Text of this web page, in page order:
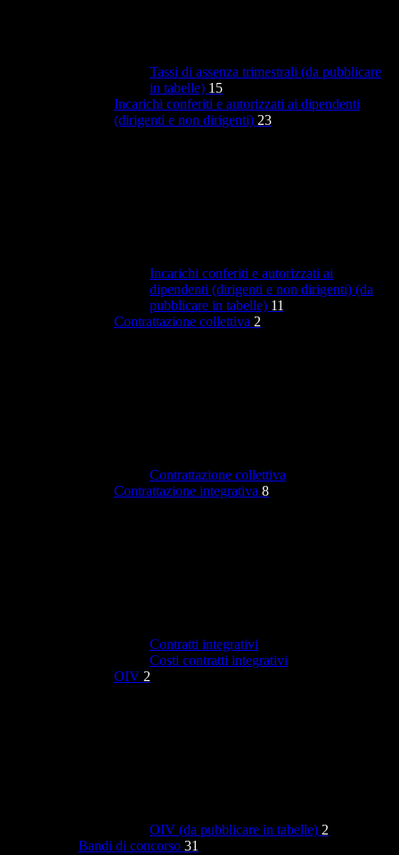
Tassi di assenza trimestrali (da pubblicare
in tabelle) 15
Incarichi conferiti e autorizzati ai dipendenti
(dirigenti e non dirigenti) 23
Incarichi conferiti e autorizzati ai
dipendenti (dirigenti e non dirigenti) (da
pubblicare in tabelle) 11
Contrattazione collettiva 2
Contrattazione collettiva
Contrattazione integrativa 8
Contratti integrativi
Costi contratti integrativi
OIV 2
OIV (da pubblicare in tabelle) 2
Bandi di concorso 31